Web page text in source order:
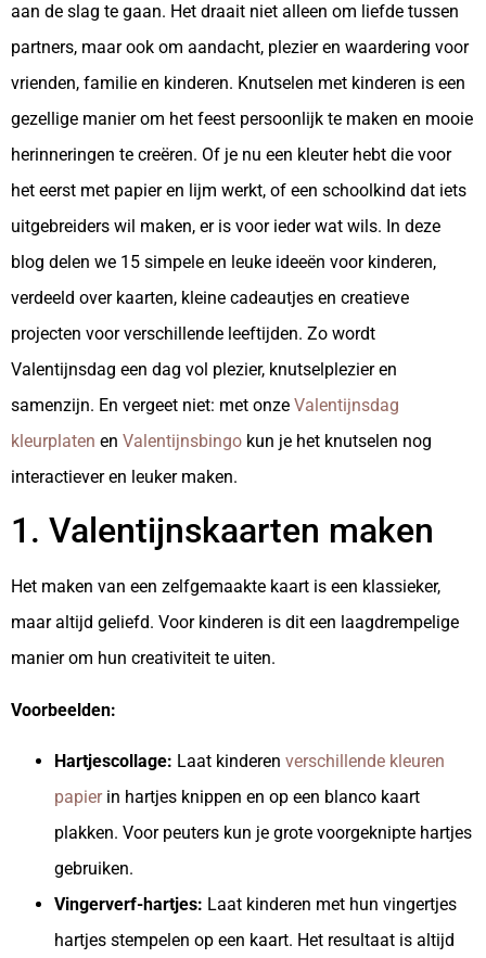
aan de slag te gaan. Het draait niet alleen om liefde tussen
partners, maar ook om aandacht, plezier en waardering voor
vrienden, familie en kinderen. Knutselen met kinderen is een
gezellige manier om het feest persoonlijk te maken en mooie
herinneringen te creëren. Of je nu een kleuter hebt die voor
het eerst met papier en lijm werkt, of een schoolkind dat iets
uitgebreiders wil maken, er is voor ieder wat wils. In deze
blog delen we 15 simpele en leuke ideeën voor kinderen,
verdeeld over kaarten, kleine cadeautjes en creatieve
projecten voor verschillende leeftijden. Zo wordt
Valentijnsdag een dag vol plezier, knutselplezier en
samenzijn. En vergeet niet: met onze Valentijnsdag
kleurplaten en Valentijnsbingo kun je het knutselen nog
interactiever en leuker maken.
1. Valentijnskaarten maken
Het maken van een zelfgemaakte kaart is een klassieker,
maar altijd geliefd. Voor kinderen is dit een laagdrempelige
manier om hun creativiteit te uiten.
Voorbeelden:
Hartjescollage: Laat kinderen verschillende kleuren
papierin hartjes knippen en op een blanco kaart
plakken. Voor peuters kun je grote voorgeknipte hartjes
gebruiken.
Vingerverf-hartjes: Laat kinderen met hun vingertjes
hartjes stempelen op een kaart. Het resultaat is altijd